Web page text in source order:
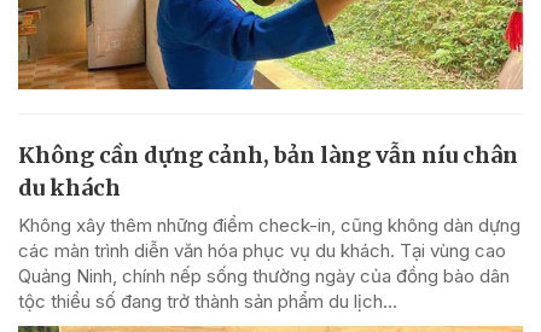
Không cần dựng cảnh, bản làng vẫn níu chân
du khách
Không xây thêm những điểm check-in, cũng không dàn dựng
các màn trình diễn văn hóa phục vụ du khách. Tại vùng cao
Quảng Ninh, chính nếp sống thường ngày của đồng bào dân
tộc thiểu số đang trở thành sản phẩm du lịch...